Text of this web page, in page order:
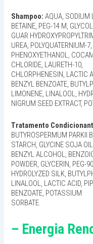
Shampoo: AQUA, SODIUM
BETAINE, PEG-14 M,
GUAR
UREA, POLYQUATERNIUM-
PHENOXYETHANOL,
CHLORIDE, LAURETH-10,
CHLORPHENESIN, LACTIC
BENZYL BENZOATE,
LIMONENE, LINALOOL,
NIGRUM SEED EXTRACT,
Tratamento
BUTYROSPERMUM PARKII
STARCH, GLYCINE SOJA
BENZYL ALCOHOL,
POWDER, GLYCERIN, PEG-
HYDROLYZED SILK,
LINALOOL, LACTIC ACID,
BENZOATE, POTASSIUM
SORBATE.
– Energia